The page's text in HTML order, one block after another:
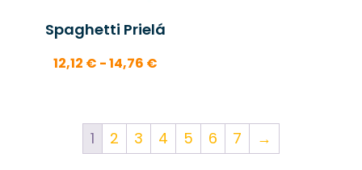
Spaghetti Prielá
12,12 € -14,76 €
desde
12,12 €
1 2 3 4 5 6 7 →